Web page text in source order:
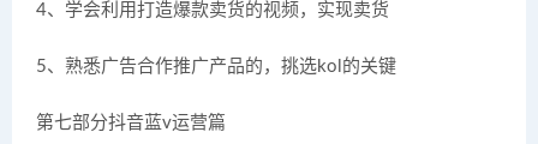
4、学会利用打造爆款卖货的视频，实现卖货
5、熟悉广告合作推广产品的，挑选kol的关键
第七部分抖音蓝v运营篇